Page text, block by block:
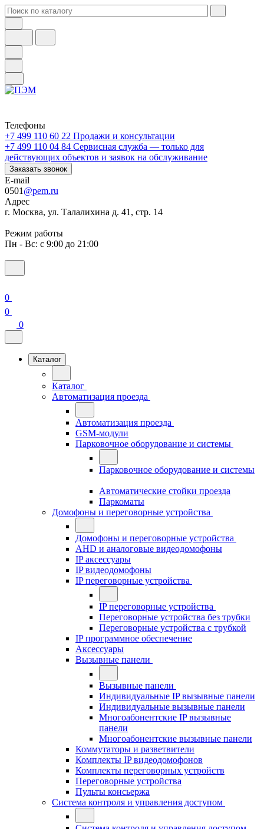
Телефоны
+7 499 110 60 22 Продажи и консультации
+7 499 110 04 84 Сервисная служба — только для
действующих объектов и заявок на обслуживание
Заказать звонок
E-mail
0501 @pem.ru
Адрес
г. Москва, ул. Талалихина д. 41, стр. 14
Режим работы
Пн - Вс: с 9:00 до 21:00
0
0
0
Каталог
Каталог
Автоматизация проезда
Автоматизация проезда
GSM-модули
Парковочное оборудование и системы
Парковочное оборудование и системы
Автоматические стойки проезда
Паркоматы
Домофоны и переговорные устройства
Домофоны и переговорные устройства
AHD и аналоговые видеодомофоны
IP аксессуары
IP видеодомофоны
IP переговорные устройства
IP переговорные устройства
Переговорные устройства без трубки
Переговорные устройства с трубкой
IP программное обеспечение
Аксессуары
Вызывные панели
Вызывные панели
Индивидуальные IP вызывные панели
Индивидуальные вызывные панели
Многоабонентские IP вызывные
панели
Многоабонентские вызывные панели
Коммутаторы и разветвители
Комплекты IP видеодомофонов
Комплекты переговорных устройств
Переговорные устройства
Пульты консьержа
Система контроля и управления доступом